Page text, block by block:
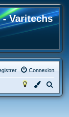
Varitechs
Connexion
e